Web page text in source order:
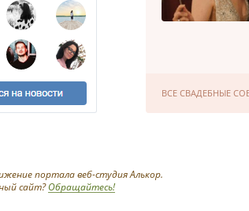
ВСЕ СВАДЕБНЫЕ
портала веб-студия Алькор.
сайт?Обращайтесь!